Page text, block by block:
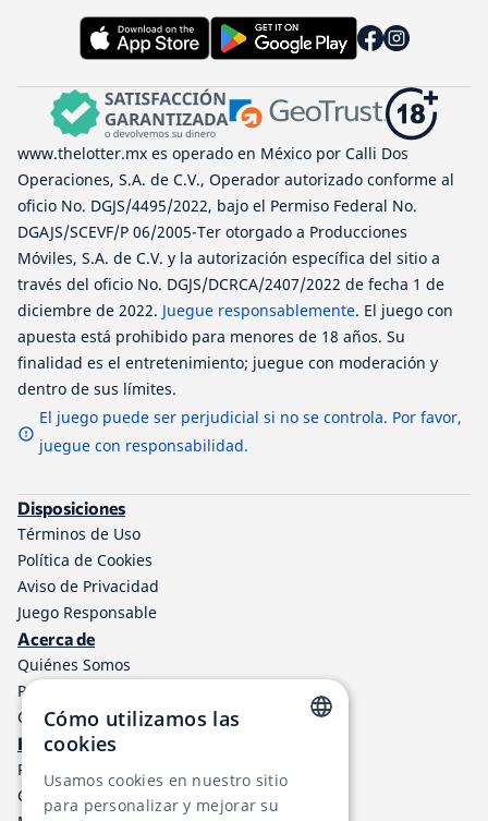
www.thelotter.mx es operado en México por Calli Dos
Operaciones, S.A. de C.V., Operador autorizado conforme al
oficio No. DGJS/4495/2022, bajo el Permiso Federal No.
DGAJS/SCEVF/P 06/2005-Ter otorgado a Producciones
Móviles, S.A. de C.V. y la autorización específica del sitio a
través del oficio No. DGJS/DCRCA/2407/2022 de fecha 1 de
diciembre de 2022. Juegue responsablemente. El juego con
apuesta está prohibido para menores de 18 años. Su
finalidad es el entretenimiento; juegue con moderación y
dentro de sus límites.
El juego puede ser perjudicial si no se controla. Por favor,
juegue con responsabilidad.
Disposiciones
Términos de Uso
Política de Cookies
Aviso de Privacidad
Juego Responsable
Acerca de
Quiénes Somos
Programa de afiliados a TheLotter
Contáctenos
Información
Resultados de lotería
Centro de ayuda
RUSSIAN
Cómo utilizamos las
cookies
Usamos cookies en nuestro sitio
para personalizar y mejorar su